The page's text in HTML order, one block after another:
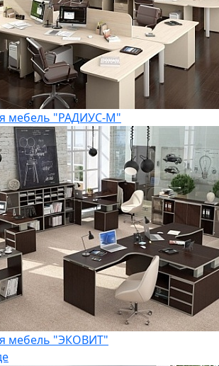
мебель "РАДИУС-М"
мебель "ЭКОВИТ"